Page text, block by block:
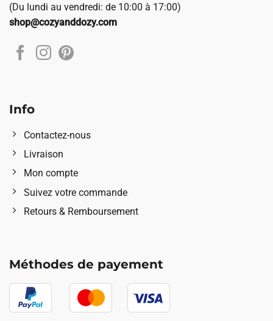
(Du lundi au vendredi: de 10:00 à 17:00)
shop@cozyanddozy.com
Info
Contactez-nous
Livraison
Mon compte
Suivez votre commande
Retours & Remboursement
Méthodes de payement